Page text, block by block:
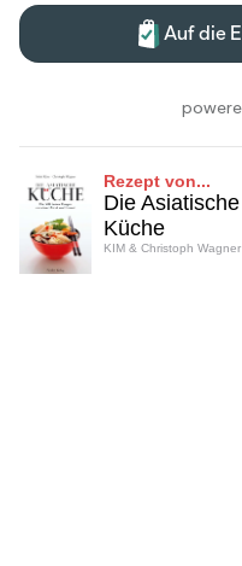
Rezept von...
Die Asiatische
Küche
KIM & Christoph Wagner